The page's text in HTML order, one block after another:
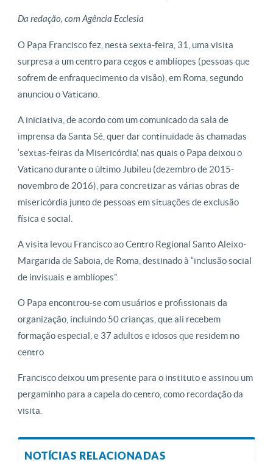
Da redação, com Agência Ecclesia
O Papa Francisco fez, nesta sexta-feira, 31, uma visita
surpresa a um centro para cegos e amblíopes (pessoas que
sofrem de enfraquecimento da visão), em Roma, segundo
anunciou o Vaticano.
A iniciativa, de acordo com um comunicado da sala de
imprensa da Santa Sé, quer dar continuidade às chamadas
‘sextas-feiras da Misericórdia’, nas quais o Papa deixou o
Vaticano durante o último Jubileu (dezembro de 2015-
novembro de 2016), para concretizar as várias obras de
misericórdia junto de pessoas em situações de exclusão
física e social.
A visita levou Francisco ao Centro Regional Santo Aleixo-
Margarida de Saboia, de Roma, destinado à “inclusão social
de invisuais e amblíopes”.
O Papa encontrou-se com usuários e profissionais da
organização, incluindo 50 crianças, que ali recebem
formação especial, e 37 adultos e idosos que residem no
centro
Francisco deixou um presente para o instituto e assinou um
pergaminho para a capela do centro, como recordação da
visita.
NOTÍCIAS RELACIONADAS